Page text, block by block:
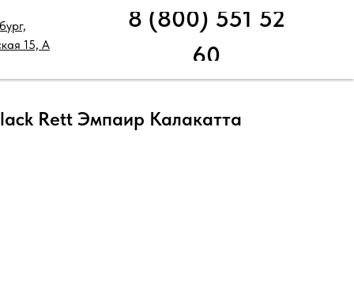
ПОДДЕРЖКА
РАСПРОДАЖА
8 (800) 551 52
60
15, А
Rett Эмпаир Калакатта